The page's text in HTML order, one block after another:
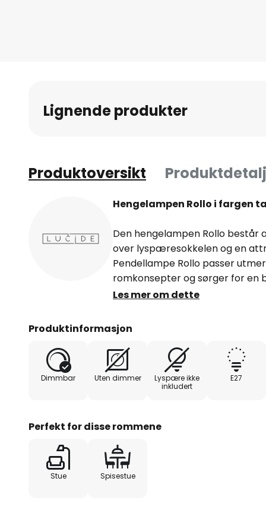
Lignende produkter
Produktoversikt
Hengelampen Rollo i fargen
Den hengelampen Rollo består
over lyspæresokkelen og en
Pendellampe Rollo passer
romkonsepter og sørger for en
lyskilde-konstruksjonen gir jevn
Lampen er dimbar og gir
lysintensiteten individuelt – en
dette. Kombinasjonen av
hengelampen Rollo til et allsidig
Les mer om dette
Produktinformasjon
Dimmbar Uten dimmer
Lyspære ikke
inkludert
E27
Perfekt for disse rommene
Stue Spisestue